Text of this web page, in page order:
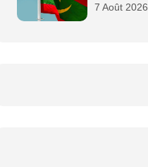
7 Août 2026